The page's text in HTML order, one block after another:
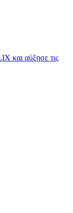
και αύξησε τις